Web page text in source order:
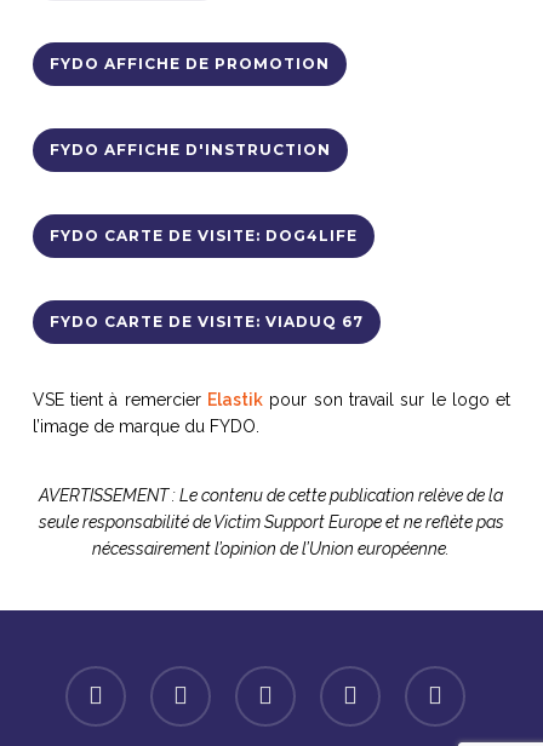
FYDO AFFICHE DE PROMOTION
FYDO AFFICHE D'INSTRUCTION
FYDO CARTE DE VISITE: DOG4LIFE
FYDO CARTE DE VISITE: VIADUQ 67
VSE tient à remercier Elastik pour son travail sur le logo et
l’image de marque du FYDO.
AVERTISSEMENT : Le contenu de cette publication relève de la
seule responsabilité de Victim Support Europe et ne reflète pas
nécessairement l’opinion de l’Union européenne.
facebook linkedin youtube instagram spotify